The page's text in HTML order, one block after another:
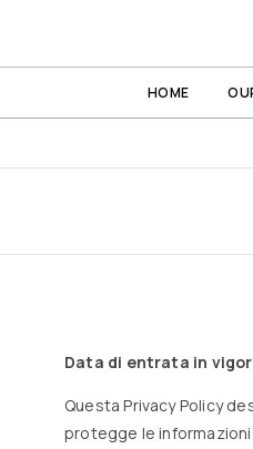
HOME
Data di entrata in
Questa Privacy Policy
protegge le informazioni